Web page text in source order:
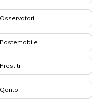
Osservatori
Postemobile
Prestiti
Qonto